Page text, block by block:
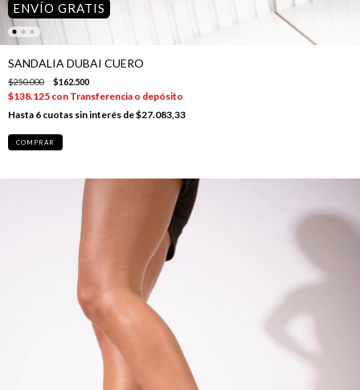
ENVÍO GRATIS
SANDALIA DUBAI CUERO
$250.000 $162.500
$138.125 con Transferencia o depósito
6 cuotas sin interés de$27.083,33
COMPRAR